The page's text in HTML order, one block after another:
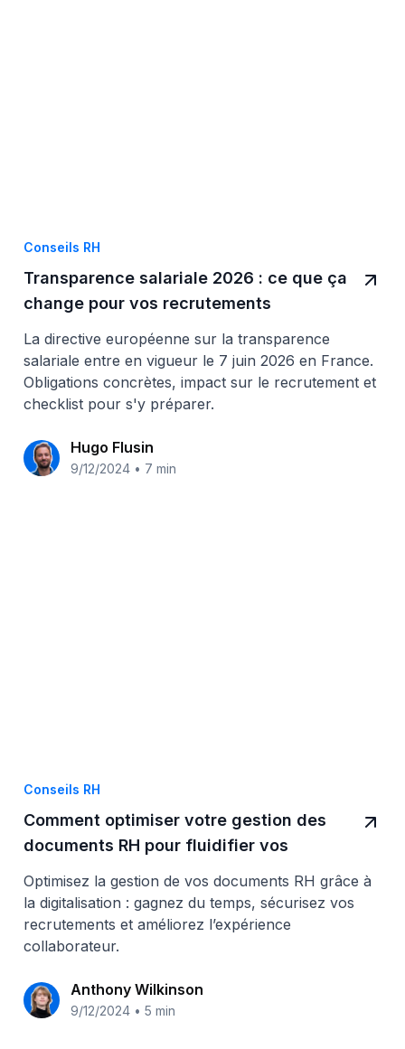
Conseils RH
Transparence salariale 2026 : ce que ça
change pour vos recrutements
La directive européenne sur la transparence
salariale entre en vigueur le 7 juin 2026 en France.
Obligations concrètes, impact sur le recrutement et
checklist pour s'y préparer.
Hugo Flusin
9/12/2024 • 7 min
Conseils RH
Comment optimiser votre gestion des
documents RH pour fluidifier vos
processus de recrutement ?
Optimisez la gestion de vos documents RH grâce à
la digitalisation : gagnez du temps, sécurisez vos
recrutements et améliorez l’expérience
collaborateur.
Anthony Wilkinson
9/12/2024 • 5 min